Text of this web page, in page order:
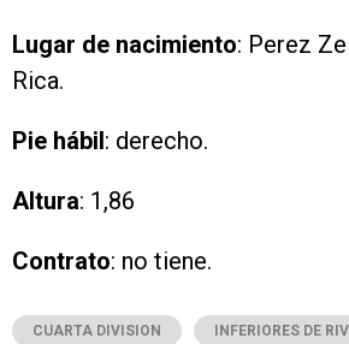
Lugar de nacimiento: Perez
Rica.
Pie hábil: derecho.
Altura: 1,86
Contrato: no tiene.
CUARTA DIVISION INFERIORES DE